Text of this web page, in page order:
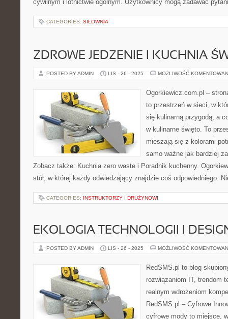
cywilnym i lotnictwie ogólnym. Użytkownicy mogą zadawać
CATEGORIES: SIŁOWNIA
ZDROWE JEDZENIE I KUCHNIA
POSTED BY ADMIN LIS - 26 - 2025 MOŻLIWOŚĆ
Ogorkiewicz.com.pl –
to przestrzeń w sieci, w
się kulinarną przygodą, a
w kulinarne święto. To
mieszają się z kolorami
samo ważne jak bardziej
Zobacz także: Kuchnia zero waste i Poradnik kuchenny.
stół, w której każdy odwiedzający znajdzie coś odpowiedniego.
CATEGORIES: INSTRUKTORZY I DRUŻYNOWI
EKOLOGIA TECHNOLOGII I
POSTED BY ADMIN LIS - 26 - 2025 MOŻLIWOŚĆ
RedSMS.pl to blog
rozwiązaniom IT, trendom
realnym wdrożeniom
RedSMS.pl – Cyfrowe
cyfrowe mody to miejsce,